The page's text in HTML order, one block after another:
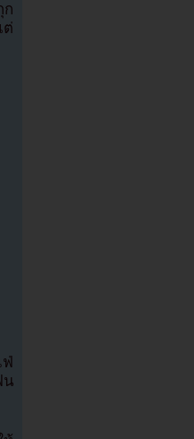
ก
ต่
น